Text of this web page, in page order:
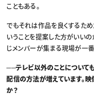
こともある。
でもそれは作品を良くするため
いうことを提案した方がいいの
じメンバーが集まる現場が一番
──テレビ以外のことについて
配信の方法が増えています。
か？